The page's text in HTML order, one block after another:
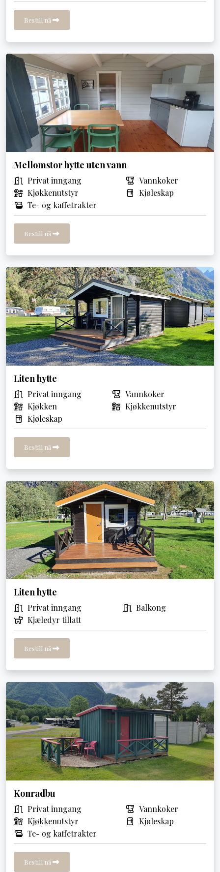
Bestill nå
Mellomstor hytte uten vann
Privat inngang
Vannkoker
Kjøkkenutstyr
Kjøleskap
Te- og kaffetrakter
Bestill nå
Liten hytte
Privat inngang
Vannkoker
Kjøkken
Kjøkkenutstyr
Kjøleskap
Bestill nå
Liten hytte
Privat inngang
Balkong
Kjæledyr tillatt
Bestill nå
Konradbu
Privat inngang
Vannkoker
Kjøkkenutstyr
Kjøleskap
Te- og kaffetrakter
Bestill nå